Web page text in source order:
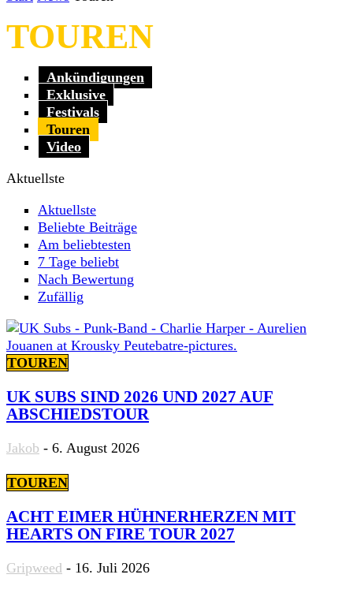
TOUREN
Ankündigungen
Exklusive
Festivals
Touren
Video
Aktuellste
Aktuellste
Beliebte Beiträge
Am beliebtesten
7 Tage beliebt
Nach Bewertung
Zufällig
TOUREN
UK SUBS SIND 2026 UND 2027 AUF
ABSCHIEDSTOUR
Jakob - 6. August 2026
TOUREN
ACHT EIMER HÜHNERHERZEN MIT
HEARTS ON FIRE TOUR 2027
Gripweed - 16. Juli 2026